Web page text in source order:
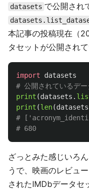
datasets で公開され
本記事の投稿現在（
タセットが公開されて
import
datasets
print (datasets .
print (len(datasets
#
ざっとみた感じいろ
うで、映画のレビュ
されたIMDbデータセ